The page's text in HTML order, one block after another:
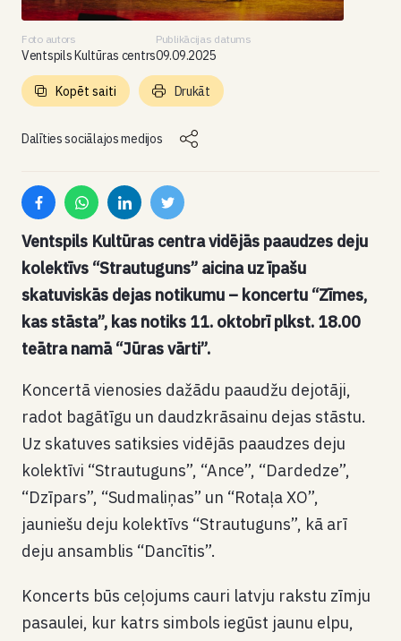
Foto autors
Ventspils Kultūras centrs
Publikācijas datums
09.09.2025
Dalīties sociālajos medijos
Kopēt saiti Drukāt
Ventspils Kultūras centra vidējās paaudzes deju
kolektīvs “Strautuguns” aicina uz īpašu
skatuviskās dejas notikumu – koncertu “Zīmes,
kas stāsta”, kas notiks 11. oktobrī plkst. 18.00
teātra namā “Jūras vārti”.
Koncertā vienosies dažādu paaudžu dejotāji,
radot bagātīgu un daudzkrāsainu dejas stāstu.
Uz skatuves satiksies vidējās paaudzes deju
kolektīvi “Strautuguns”, “Ance”, “Dardedze”,
“Dzīpars”, “Sudmaliņas” un “Rotaļa XO”,
jauniešu deju kolektīvs “Strautuguns”, kā arī
deju ansamblis “Dancītis”.
Koncerts būs ceļojums cauri latvju rakstu zīmju
pasaulei, kur katrs simbols iegūst jaunu elpu,